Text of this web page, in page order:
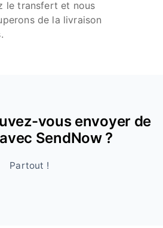
le transfert et nous
de la livraison
vous envoyer de
SendNow ?
Partout !